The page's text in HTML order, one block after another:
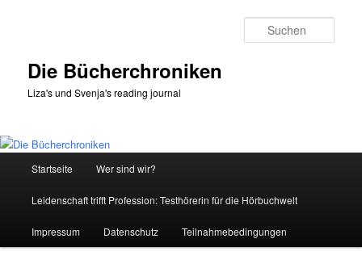
Die Bücherchroniken
Liza's und Svenja's reading journal
Startseite Wer sind wir?
Leidenschaft trifft Profession: Testhörerin für die Hörbuchwelt
Impressum Datenschutz Teilnahmebedingungen